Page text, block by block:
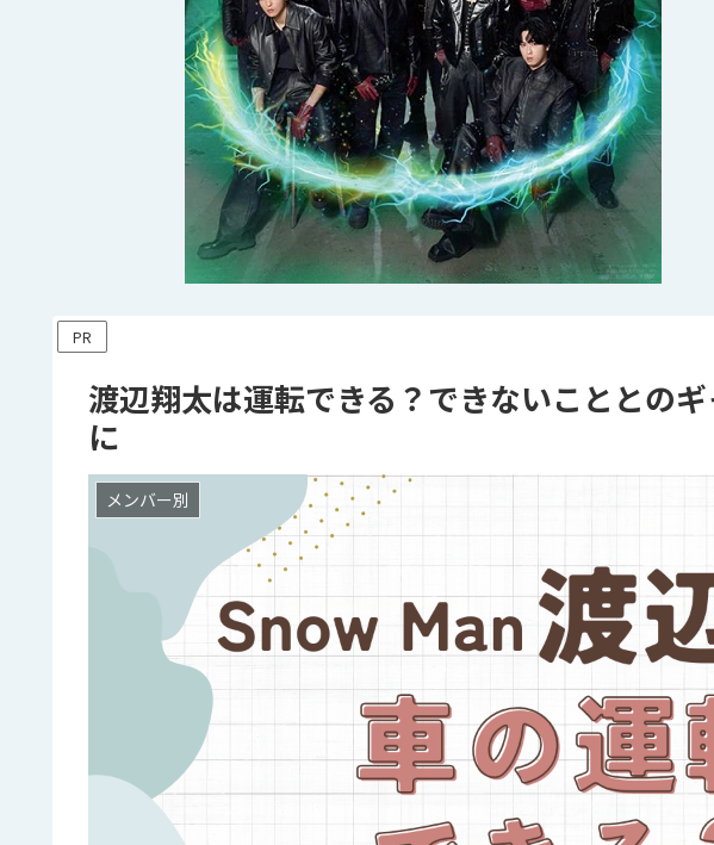
PR
渡辺翔太は運転できる？できないこととの
に
メンバー別